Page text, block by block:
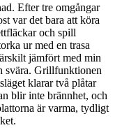
Efter tre omgångar
var det bara att köra
och spill
ur med en trasa
jämfört med min
svära. Grillfunktionen
klarar två plåtar
blir inte brännhet, och
är varma, tydligt